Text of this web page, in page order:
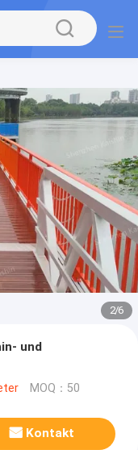
2/6
und
für Boote an
MOQ：50
Kontakt